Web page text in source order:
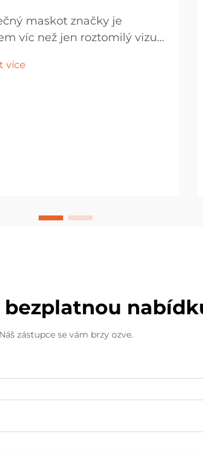
maskot značky je
víc než jen roztomilý vizuál
ztělesňovat duši značky a
více
bezplatnou
Náš zástupce se vám brzy ozve.